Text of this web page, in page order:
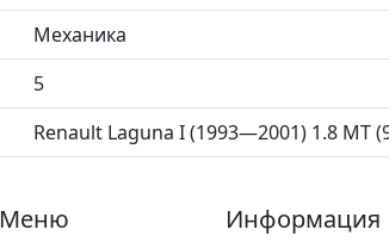
Механика
5
Renault Laguna I (1993—2001) 1.8 MT
Меню Информация